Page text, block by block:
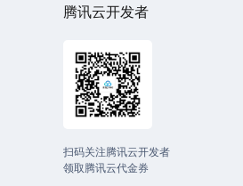
腾讯云开发者
扫码关注腾讯云开发者
领取腾讯云代金券